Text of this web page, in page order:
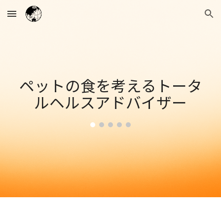
Skip to main content Skip to navigation
ペットの食を考えるトータ
ルヘルスアドバイザー